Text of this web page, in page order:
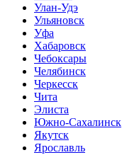
Улан-Удэ
Ульяновск
Уфа
Хабаровск
Чебоксары
Челябинск
Черкесск
Чита
Элиста
Южно-Сахалинск
Якутск
Ярославль